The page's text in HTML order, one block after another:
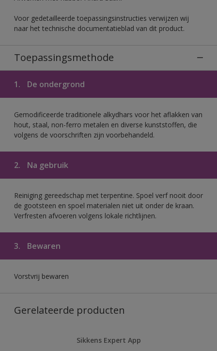
Voor gedetailleerde toepassingsinstructies verwijzen wij
naar het technische documentatieblad van dit product.
Toepassingsmethode
1. De ondergrond
Gemodificeerde traditionele alkydhars voor het aflakken van
hout, staal, non-ferro metalen en diverse kunststoffen, die
volgens de voorschriften zijn voorbehandeld.
2. Na gebruik
Reiniging gereedschap met terpentine. Spoel verf nooit door
de gootsteen en spoel materialen niet uit onder de kraan.
Verfresten afvoeren volgens lokale richtlijnen.
3. Bewaren
Vorstvrij bewaren
Gerelateerde producten
Sikkens Expert App